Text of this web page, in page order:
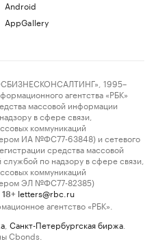
Android
AppGallery
1995–
агентства «РБК»
массовой информации
в сфере связи,
коммуникаций
ИА №ФС77-63848) и сетевого
средства массовой
по надзору в сфере связи,
коммуникаций
ЭЛ №ФС77-82385)
18+ letters@rbc.ru
агентство «РБК».
Санкт-Петербургская биржа
Cbonds.